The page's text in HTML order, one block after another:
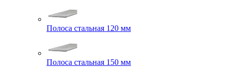
Полоса стальная 120 мм
Полоса стальная 150 мм